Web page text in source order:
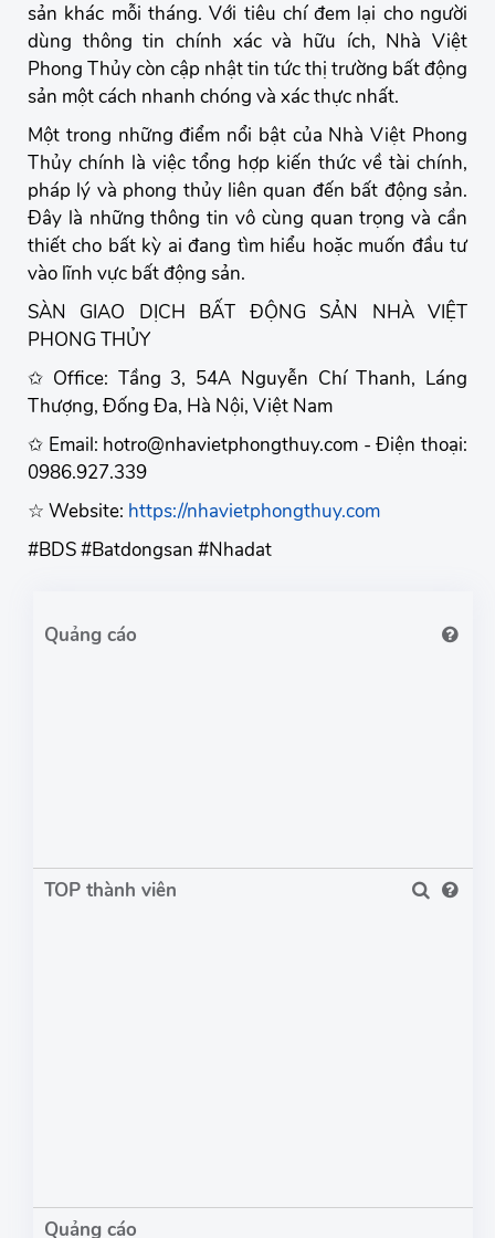
sản khác mỗi tháng. Với tiêu chí đem lại cho người
dùng thông tin chính xác và hữu ích, Nhà Việt
Phong Thủy còn cập nhật tin tức thị trường bất động
sản một cách nhanh chóng và xác thực nhất.
Một trong những điểm nổi bật của Nhà Việt Phong
Thủy chính là việc tổng hợp kiến thức về tài chính,
pháp lý và phong thủy liên quan đến bất động sản.
Đây là những thông tin vô cùng quan trọng và cần
thiết cho bất kỳ ai đang tìm hiểu hoặc muốn đầu tư
vào lĩnh vực bất động sản.
SÀN GIAO DỊCH BẤT ĐỘNG SẢN NHÀ VIỆT
PHONG THỦY
✩ Office: Tầng 3, 54A Nguyễn Chí Thanh, Láng
Thượng, Đống Đa, Hà Nội, Việt Nam
✩ Email: hotro@nhavietphongthuy.com - Điện thoại:
0986.927.339
☆ Website: https://nhavietphongthuy.com
#BDS #Batdongsan #Nhadat
TOP thành viên